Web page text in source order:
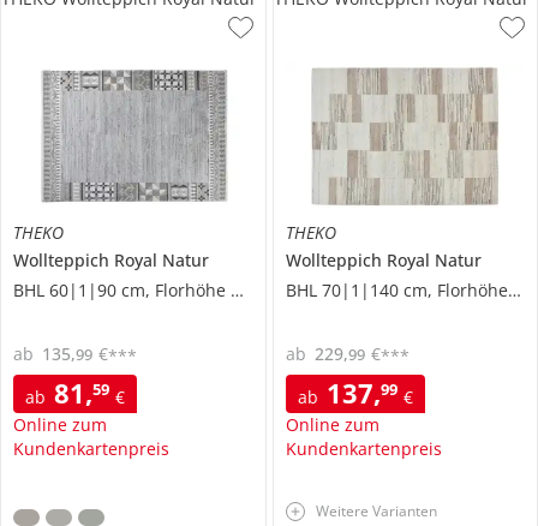
THEKO
Wollteppich Royal Natur
BHL 60|1|90 cm, Florhöhe 1,2 cm
ab 81,59 €
Online zum
Kundenkartenpreis
ab 135,99 €***
THEKO
Wollteppich Royal Natur
BHL 70|1|140 cm, Florhöhe 1,2 cm
ab 137,99 €
Online zum
Kundenkartenpreis
ab 229,99 €***
Weitere Varianten